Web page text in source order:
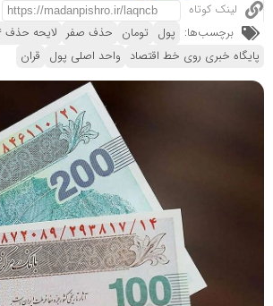
لینک کوتاه
برچسب‌ها: پول تومان حذف صفر لایحه حذف ۴ صفر
پایگاه خبری روی خط اقتصاد واحد اصلی پول قران